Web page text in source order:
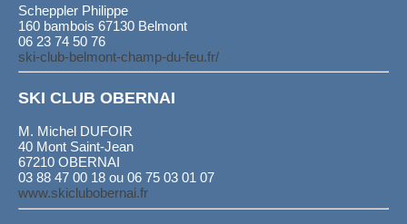
Scheppler Philippe
160 bambois 67130 Belmont
06 23 74 50 76
ski-club-belmont-champ-du-feu.fr/
SKI CLUB OBERNAI
M. Michel DUFOIR
40 Mont Saint-Jean
67210 OBERNAI
03 88 47 00 18 ou 06 75 03 01 07
www.skiclubobernai.fr